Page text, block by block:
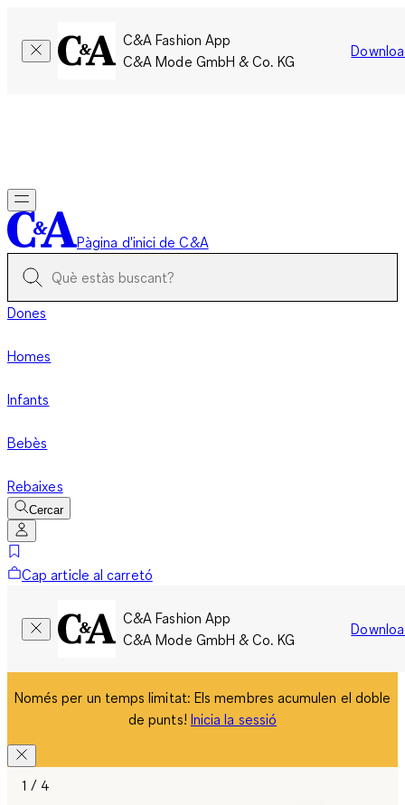
C&A Fashion App
C&A Mode GmbH & Co. KG
Pàgina d'inici de C&A
Dones
Homes
Infants
Bebès
Rebaixes
Cercar
Cap article al carretó
C&A Fashion App
C&A Mode GmbH & Co. KG
Només per un temps limitat: Els membres acumulen el doble
de punts! Inicia la sessió
1 / 4